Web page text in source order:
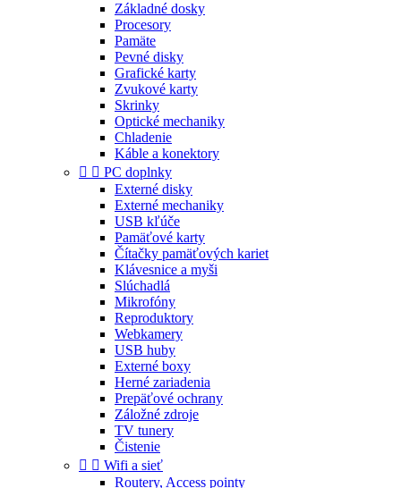
Základné dosky
Procesory
Pamäte
Pevné disky
Grafické karty
Zvukové karty
Skrinky
Optické mechaniky
Chladenie
Káble a konektory
  PC doplnky
Externé disky
Externé mechaniky
USB kľúče
Pamäťové karty
Čítačky pamäťových kariet
Klávesnice a myši
Slúchadlá
Mikrofóny
Reproduktory
Webkamery
USB huby
Externé boxy
Herné zariadenia
Prepäťové ochrany
Záložné zdroje
TV tunery
Čistenie
  Wifi a sieť
Routery, Access pointy